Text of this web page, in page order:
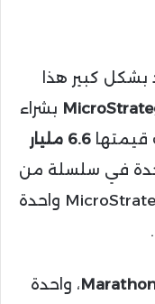
بشكل كبير هذا
بشراء
6.6 مليار
في سلسلة من
عمليات الشراء التي جعلت من MicroStrategy واحدة
، واحدة